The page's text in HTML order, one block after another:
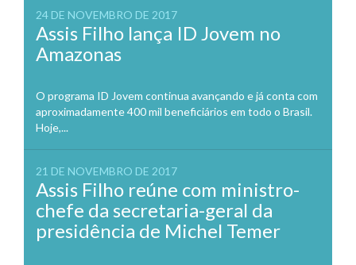
24 DE NOVEMBRO DE 2017
Assis Filho lança ID Jovem no
Amazonas
O programa ID Jovem continua avançando e já conta com
aproximadamente 400 mil beneficiários em todo o Brasil.
Hoje,...
21 DE NOVEMBRO DE 2017
Assis Filho reúne com ministro-
chefe da secretaria-geral da
presidência de Michel Temer